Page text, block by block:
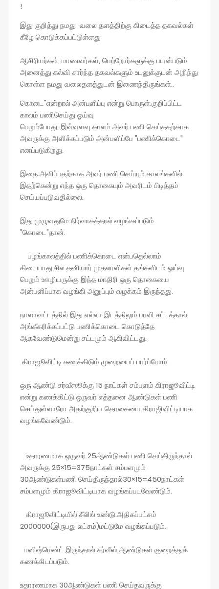
!
இது குறித்து நமது வலை தளத்திற்கு கிடைத்த தகவல்கள்
கீழே கொடுக்கப்பட்டுள்ளது
ஆசிரியர்கள், மாணவர்கள், பெற்றோர்களுக்கு பயன்படும்
அனைத்து கல்வி சார்ந்த தகவல்களும் உடனுக்குடன் அறிந்து
கொள்ள நமது வலைதளத்துடன் இணைந்திருங்கள்..
கொடை"என்றால் அன்பளிப்பு என்று பொருள்.குறிப்பிட்ட
காலம் பணிசெய்து ஓய்வு
பெறும்போது, இவ்வளவு காலம் அவர் பணி செய்ததற்காக
அவருக்கு அளிக்கப்படும் அன்பளிப்பே "பணிக்கொடை"
எனப்படுகிறது.
இதை அளிப்பதற்காக அவர் பணி செய்யும் காலங்களில்
இதற்கென்று எந்த ஒரு தொகையும் அவரிடம் பிடித்தம்
செய்யப்படுவதில்லை.
இது முழுவதுமே நிர்வாகத்தால் வழங்கப்படும்
"கொடை"தான்.
பழங்காலத்தில் பணிக்கொடை என்பதெல்லாம்
கிடையாது.சில தனியார் முதலாளிகள் தங்களிடம் ஓய்வு
பெறும் ஊழியருக்கு இந்த மாதிரி ஒரு தொகையை
அன்பளிப்பாக வழங்கி அனுப்பும் வழக்கம் இருந்தது.
நாளாவட்டத்தில் இது எல்லா இடத்திலும் பரவி சட்டத்தால்
அங்கீகரிக்கப்பட்டு பணிக்கொடை கொடுத்தே
ஆகவேண்டுமென்று சட்டமும் ஆகிவிட்டது.
கிராஜூவிட்டி கணக்கிடும் முறையைப் பார்ப்போம்.
ஒரு ஆண்டு சர்வீஸூக்கு 15 நாட்கள் சம்பளம் கிராஜூவிட்டி
என்று கணக்கிட்டு ஒருவர் எத்தனை ஆண்டுகள் பணி
செய்துள்ளாரோ அதற்குறிய தொகையை கிராஜிவிட்டியாக
வழங்கவேண்டும்.
உதாரணமாக ஒருவர் 25ஆண்டுகள் பணி செய்திருந்தால்
அவருக்கு 25×15=375நாட்கள் சம்பளமும்
30ஆண்டுகள்பணி செய்திருந்தால்30×15=450நாட்கள்
சம்பளமும் கிராஜூவிட்டியாக வழங்கப்படவேண்டும்.
கிராஜூவிட்டியில் சீலிங் உண்டு.அதிகப்பட்சம்
2000000(இருபது லட்சம்)மட்டுமே வழங்கப்படும்.
பனிஷ்மென்ட் இருந்தால் சர்வீஸ் ஆண்டுகள் குறைத்துக்
கணக்கிடப்படும்.
உதாரணமாக 30ஆண்டுகள் பணி செய்தவருக்கு